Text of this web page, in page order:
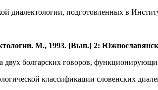
диалектологии, подготовленных в
М., 1993. [Вып.] 2:
двух болгарских говоров,
классификации словенских